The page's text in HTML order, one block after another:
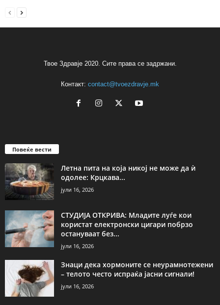
Твое Здравје 2020. Сите права се задржани.
Контакт: contact@tvoezdravje.mk
Повеќе вести
Летна пита на која никој не може да ѝ
одолее: Крцкава...
јули 16, 2026
СТУДИЈА ОТКРИВА: Младите луѓе кои
користат електронски цигари побрзо
остануваат без...
јули 16, 2026
Знаци дека хормоните се неурамнотежени
– телото често испраќа јасни сигнали!
јули 16, 2026